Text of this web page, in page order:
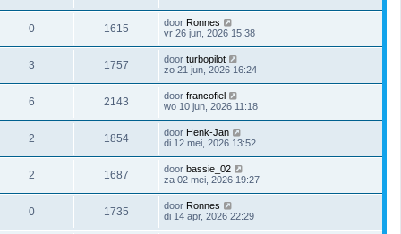
0 1615 door Ronnes
vr 26 jun, 2026 15:38
3 1757 door turbopilot
zo 21 jun, 2026 16:24
6 2143 door francofiel
wo 10 jun, 2026 11:18
2 1854 door Henk-Jan
di 12 mei, 2026 13:52
2 1687 door bassie_02
za 02 mei, 2026 19:27
0 1735 door Ronnes
di 14 apr, 2026 22:29